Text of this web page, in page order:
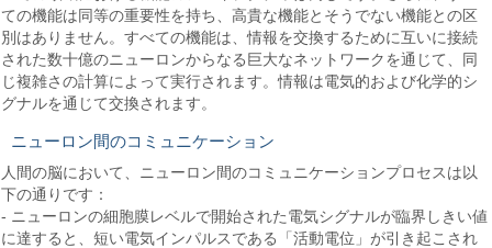
ての機能は同等の重要性を持ち、高貴な機能とそうでない機能との区
別はありません。すべての機能は、情報を交換するために互いに接続
された数十億のニューロンからなる巨大なネットワークを通じて、同
じ複雑さの計算によって実行されます。情報は電気的および化学的シ
グナルを通じて交換されます。
ニューロン間のコミュニケーション
人間の脳において、ニューロン間のコミュニケーションプロセスは以
下の通りです：
- ニューロンの細胞膜レベルで開始された電気シグナルが臨界しきい値
に達すると、短い電気インパルスである「活動電位」が引き起こされ